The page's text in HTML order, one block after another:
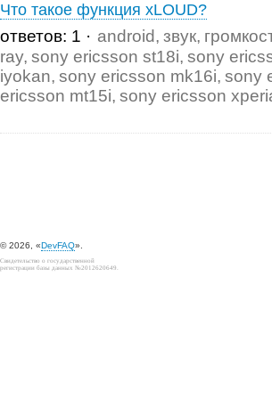
Что такое функция xLOUD?
ответов: 1 android звук
ray sony ericsson st18i sony
iyokan sony ericsson mk16i sony
ericsson mt15i sony ericsson
© 2026, «DevFAQ».
Свидетельство о государственной
регистрации базы данных №2012620649.